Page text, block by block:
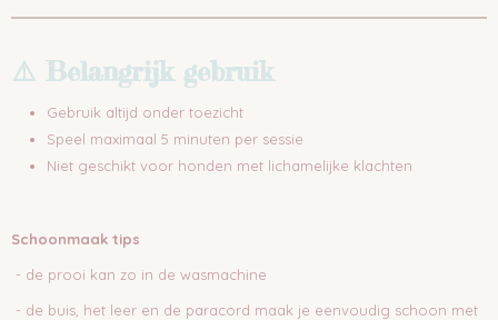
⚠️ Belangrijk gebruik
Gebruik altijd onder toezicht
Speel maximaal 5 minuten per sessie
Niet geschikt voor honden met lichamelijke klachten
Schoonmaak tips
- de prooi kan zo in de wasmachine
- de buis, het leer en de paracord maak je eenvoudig schoon met